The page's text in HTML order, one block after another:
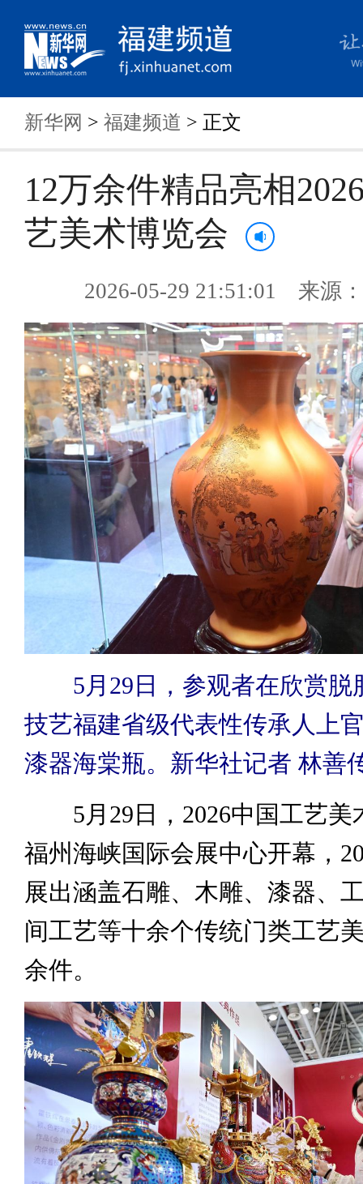
新华网 > 福建频道 > 正文
12万余件精品亮相
艺美术博览会
2026-05-29 21:51:01 来源
5月29日，参观者在欣赏脱
技艺福建省级代表性传承人上
漆器海棠瓶。新华社记者 林善
5月29日，2026中国工艺美
福州海峡国际会展中心开幕，
展出涵盖石雕、木雕、漆器、
间工艺等十余个传统门类工艺
余件。